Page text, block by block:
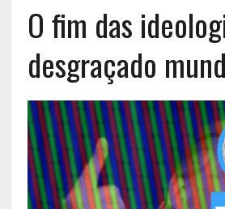
O fim das
desgraçado